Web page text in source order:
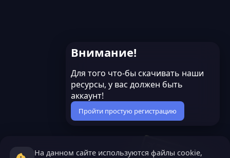
Внимание!
Для того что-бы скачивать наши
ресурсы, у вас должен быть
аккаунт!
Пройти простую регистрацию
На данном сайте используются файлы cookie,